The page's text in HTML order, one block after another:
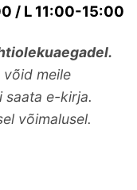
/ L 11:00-15:00
võid meile
saata e-kirja.
võimalusel.